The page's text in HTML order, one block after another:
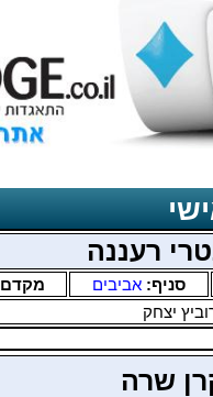
רעננה
סניף: אביבים
יצחק
שרה